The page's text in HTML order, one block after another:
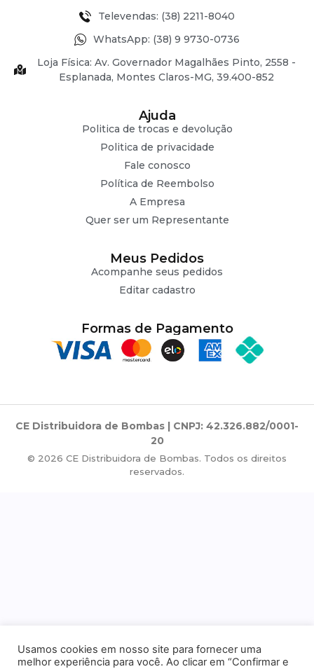
Televendas: (38) 2211-8040
WhatsApp: (38) 9 9730-0736
Loja Física: Av. Governador Magalhães Pinto, 2558 -
Esplanada, Montes Claros-MG, 39.400-852
Ajuda
Politica de trocas e devolução
Politica de privacidade
Fale conosco
Política de Reembolso
A Empresa
Quer ser um Representante
Meus Pedidos
Acompanhe seus pedidos
Editar cadastro
Formas de Pagamento
CE Distribuidora de Bombas | CNPJ: 42.326.882/0001-
20
© 2026 CE Distribuidora de Bombas. Todos os direitos
reservados.
Usamos cookies em nosso site para fornecer uma
melhor experiência para você. Ao clicar em “Confirmar e